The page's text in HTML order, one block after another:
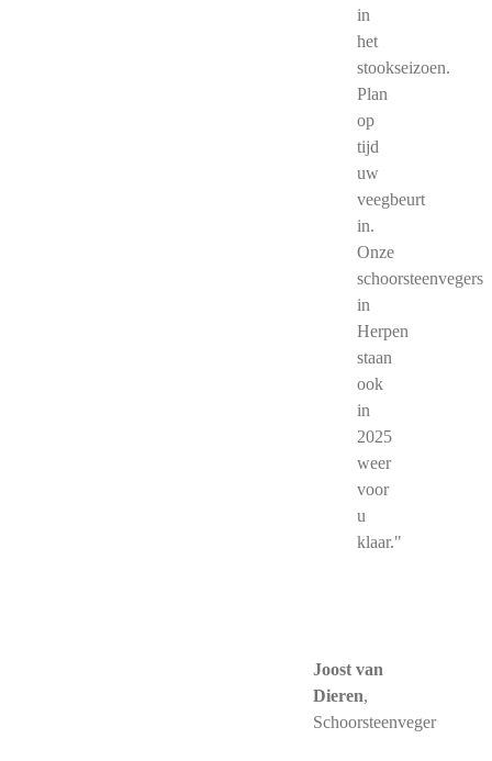
in
het
stookseizoen.
Plan
op
tijd
uw
veegbeurt
in.
Onze
schoorsteenvegers
in
Herpen
staan
ook
in
2025
weer
voor
u
klaar."
Joost van
Dieren,
Schoorsteenveger